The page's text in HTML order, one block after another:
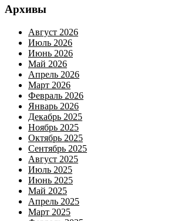
Архивы
Август 2026
Июль 2026
Июнь 2026
Май 2026
Апрель 2026
Март 2026
Февраль 2026
Январь 2026
Декабрь 2025
Ноябрь 2025
Октябрь 2025
Сентябрь 2025
Август 2025
Июль 2025
Июнь 2025
Май 2025
Апрель 2025
Март 2025